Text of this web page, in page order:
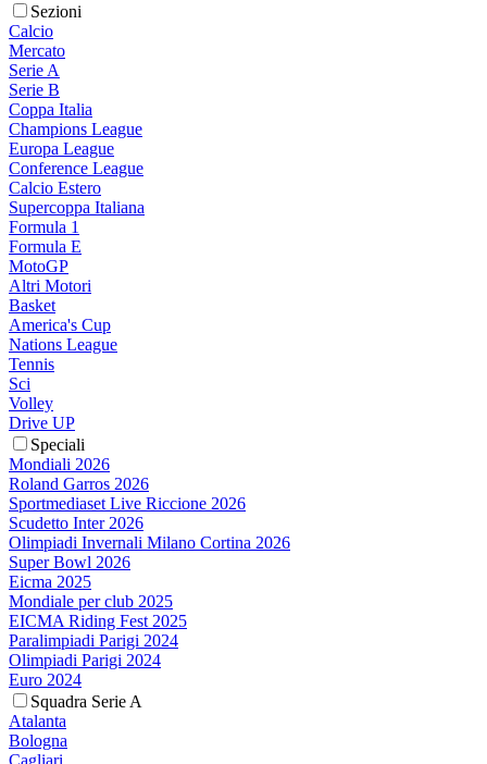
Sezioni
Calcio
Mercato
Serie A
Serie B
Coppa Italia
Champions League
Europa League
Conference League
Calcio Estero
Supercoppa Italiana
Formula 1
Formula E
MotoGP
Altri Motori
Basket
America's Cup
Nations League
Tennis
Sci
Volley
Drive UP
Speciali
Mondiali 2026
Roland Garros 2026
Sportmediaset Live Riccione 2026
Scudetto Inter 2026
Olimpiadi Invernali Milano Cortina 2026
Super Bowl 2026
Eicma 2025
Mondiale per club 2025
EICMA Riding Fest 2025
Paralimpiadi Parigi 2024
Olimpiadi Parigi 2024
Euro 2024
Squadra Serie A
Atalanta
Bologna
Cagliari